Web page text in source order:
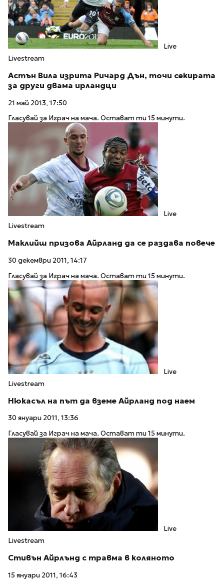
Live
Livestream
Астън Вила изрита Ричард Дън, точи секирата
за други двама ирландци
21 май 2013, 17:50
Гласувай за Играч на мача. Остават ти 15 минути.
Live
Livestream
Маклийш призова Айрланд да се раздава повече
30 декември 2011, 14:17
Гласувай за Играч на мача. Остават ти 15 минути.
Live
Livestream
Нюкасъл на път да вземе Айрланд под наем
30 януари 2011, 13:36
Гласувай за Играч на мача. Остават ти 15 минути.
Live
Livestream
Стивън Айрлънд с травма в коляното
15 януари 2011, 16:43